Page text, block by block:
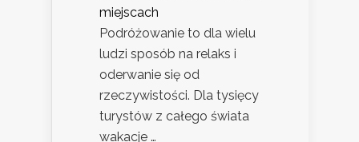
miejscach
Podróżowanie to dla wielu
ludzi sposób na relaks i
oderwanie się od
rzeczywistości. Dla tysięcy
turystów z całego świata
wakacje …